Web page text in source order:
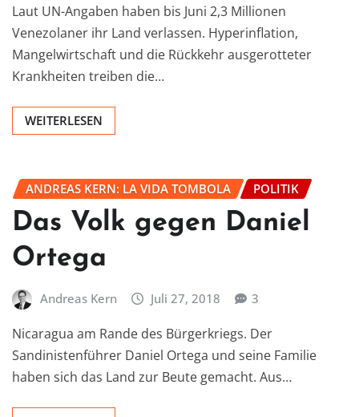
Laut UN-Angaben haben bis Juni 2,3 Millionen
Venezolaner ihr Land verlassen. Hyperinflation,
Mangelwirtschaft und die Rückkehr ausgerotteter
Krankheiten treiben die…
WEITERLESEN
ANDREAS KERN: LA VIDA TOMBOLA POLITIK
Das Volk gegen Daniel
Ortega
Andreas Kern Juli 27, 2018 3
Nicaragua am Rande des Bürgerkriegs. Der
Sandinistenführer Daniel Ortega und seine Familie
haben sich das Land zur Beute gemacht. Aus…